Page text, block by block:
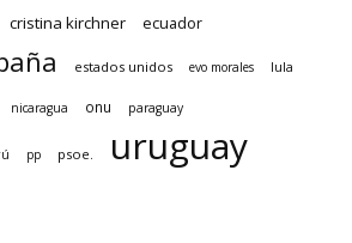
cristina kirchner ecuador
estados unidos evo morales lula
nicaragua onu paraguay
pp psoe. uruguay